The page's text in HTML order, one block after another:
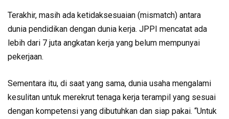
Terakhir, masih ada ketidaksesuaian (mismatch) antara
dunia pendidikan dengan dunia kerja. JPPI mencatat ada
lebih dari 7 juta angkatan kerja yang belum mempunyai
pekerjaan.
Sementara itu, di saat yang sama, dunia usaha mengalami
kesulitan untuk merekrut tenaga kerja terampil yang sesuai
dengan kompetensi yang dibutuhkan dan siap pakai. “Untuk